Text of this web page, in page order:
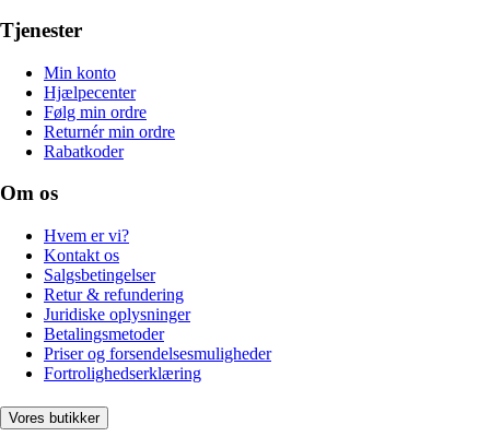
Tjenester
Min konto
Hjælpecenter
Følg min ordre
Returnér min ordre
Rabatkoder
Om os
Hvem er vi?
Kontakt os
Salgsbetingelser
Retur & refundering
Juridiske oplysninger
Betalingsmetoder
Priser og forsendelsesmuligheder
Fortrolighedserklæring
Vores butikker